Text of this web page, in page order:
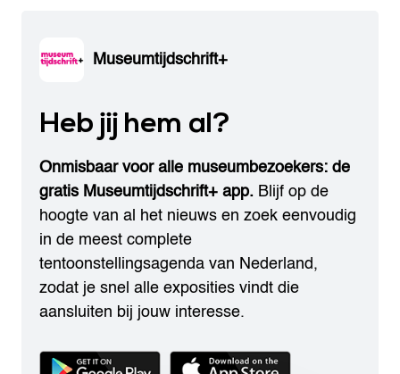
Museumtijdschrift+
Heb jij hem al?
Onmisbaar voor alle museumbezoekers: de
gratis Museumtijdschrift+ app. Blijf op de
hoogte van al het nieuws en zoek eenvoudig
in de meest complete
tentoonstellingsagenda van Nederland,
zodat je snel alle exposities vindt die
aansluiten bij jouw interesse.